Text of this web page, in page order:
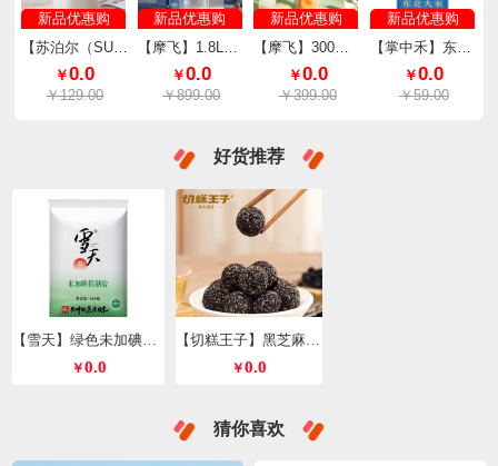
新品优惠购
￥0.0
￥129.00
新品优惠购
￥0.0
￥899.00
新品优惠购
￥0.0
￥399.00
新品优惠购
￥0.0
￥59.00
好货推荐
￥0.0 ￥0.0
猜你喜欢